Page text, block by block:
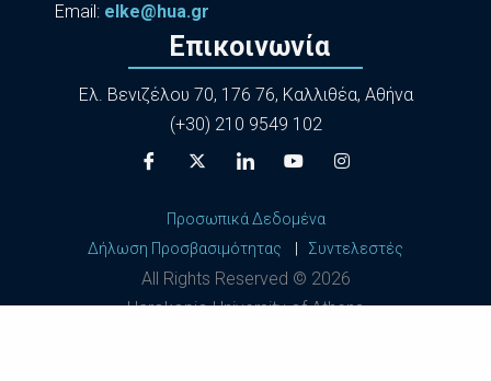
Εmail: elke@hua.gr
Επικοινωνία
Ελ. Βενιζέλου 70, 176 76, Καλλιθέα, Αθήνα
(+30) 210 9549 102
Προσωπικά Δεδομένα
Δήλωση Προσβασιμότητας
Συντελεστές
All Rights Reserved © 2026
Harokopio University of Athens